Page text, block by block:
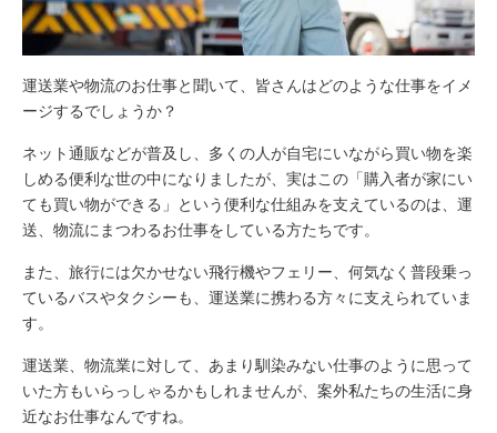
運送業や物流のお仕事と聞いて、皆さんはどのような仕事をイメ
ージするでしょうか？
ネット通販などが普及し、多くの人が自宅にいながら買い物を楽
しめる便利な世の中になりましたが、実はこの「購入者が家にい
ても買い物ができる」という便利な仕組みを支えているのは、運
送、物流にまつわるお仕事をしている方たちです。
また、旅行には欠かせない飛行機やフェリー、何気なく普段乗っ
ているバスやタクシーも、運送業に携わる方々に支えられていま
す。
運送業、物流業に対して、あまり馴染みない仕事のように思って
いた方もいらっしゃるかもしれませんが、案外私たちの生活に身
近なお仕事なんですね。